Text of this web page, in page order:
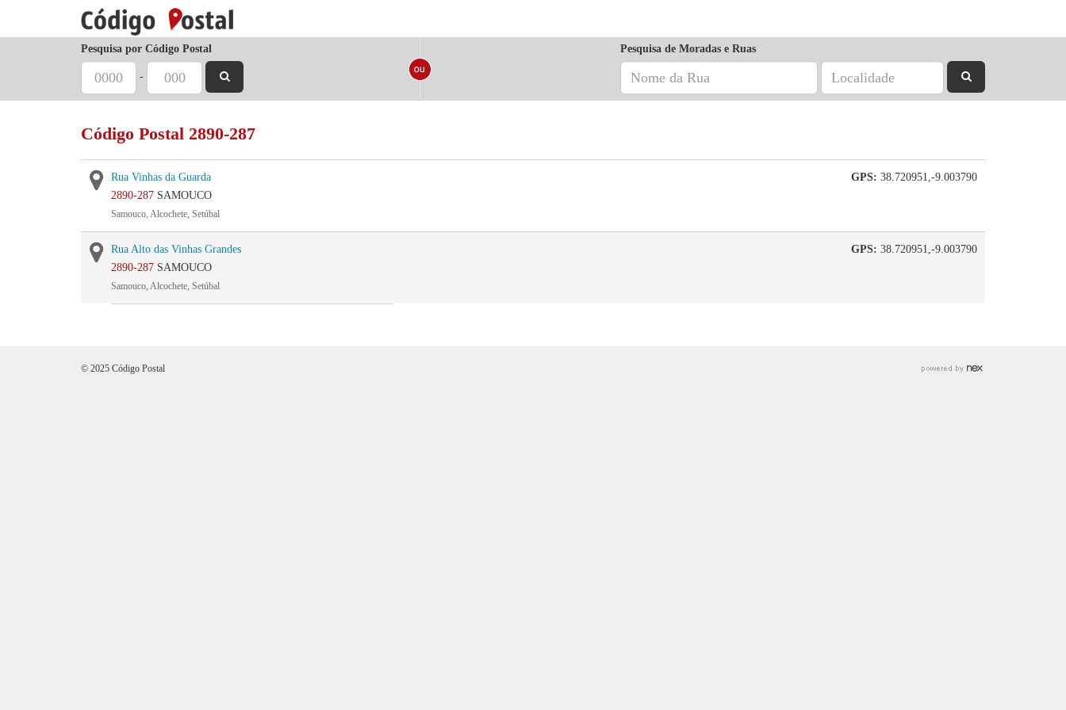
Pesquisa por Código Postal
-
Pesquisa de Moradas e Ruas
Código Postal 2890-287
GPS: 38.720951,-9.003790
Rua Vinhas da Guarda
2890-287 SAMOUCO
Samouco, Alcochete, Setúbal
GPS: 38.720951,-9.003790
Rua Alto das Vinhas Grandes
2890-287 SAMOUCO
Samouco, Alcochete, Setúbal
© 2025 Código Postal